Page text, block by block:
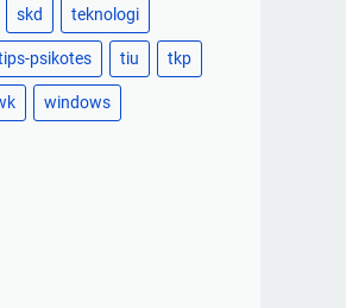
skd teknologi
psikotes tiu tkp
windows